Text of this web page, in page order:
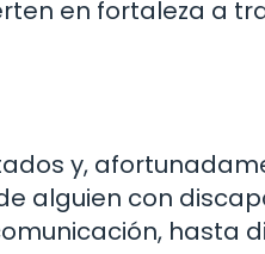
en fortaleza a
y,
alguien con
hasta